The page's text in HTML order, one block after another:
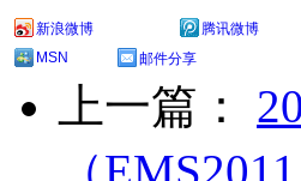
新浪微博 腾讯微博
MSN
邮件分享
上一篇：